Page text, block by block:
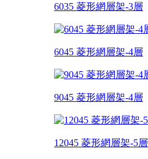
6035 菱形網層架-3層
6045 菱形網層架-4層
9045 菱形網層架-4層
12045 菱形網層架-5層